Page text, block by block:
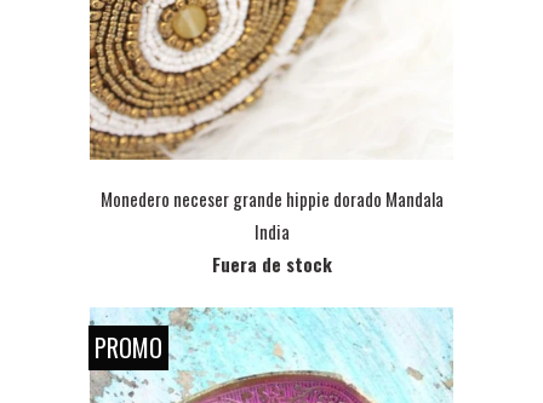
Monedero neceser grande hippie dorado Mandala
India
Fuera de stock
PROMO